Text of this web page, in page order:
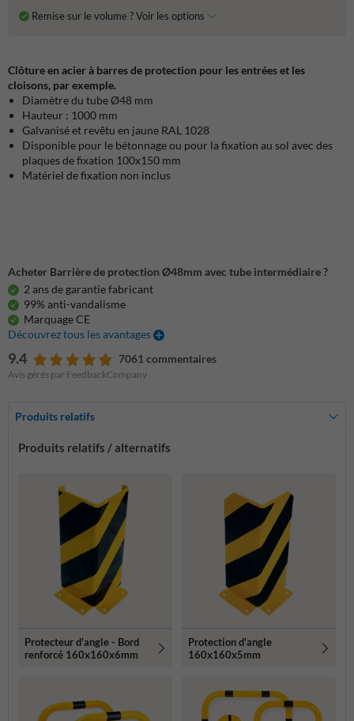
Remise sur le volume ? Voir les options
Clôture en acier à barres de protection pour les entrées et les
cloisons, par exemple.
Diamètre du tube Ø48 mm
Hauteur : 1000 mm
Galvanisé et revêtu en jaune RAL 1028
Disponible pour le bétonnage ou pour la fixation au sol avec des
plaques de fixation 100x150 mm
Matériel de fixation non inclus
Acheter Barrière de protection Ø48mm avec tube intermédiaire ?
2 ans de garantie fabricant
99% anti-vandalisme
Marquage CE
Découvrez tous les avantages
9.4 7061 commentaires
Avis gérés par FeedbackCompany
Produits relatifs
Produits relatifs / alternatifs
Protecteur d'angle - Bord
renforcé 160x160x6mm
Protection d'angle
160x160x5mm